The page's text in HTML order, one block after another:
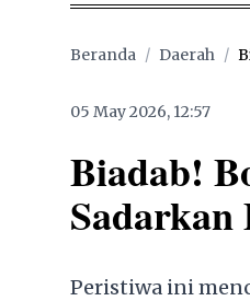
Beranda / Daerah /
05 May 2026, 12:57
Biadab!
Peristiwa ini